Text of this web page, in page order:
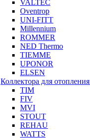
VALTEC
Oventrop
UNI-FITT
Millennium
ROMMER
NED Thermo
TIEMME
UPONOR
ELSEN
Коллектора для отопления
TIM
FIV
MVI
STOUT
REHAU
WATTS